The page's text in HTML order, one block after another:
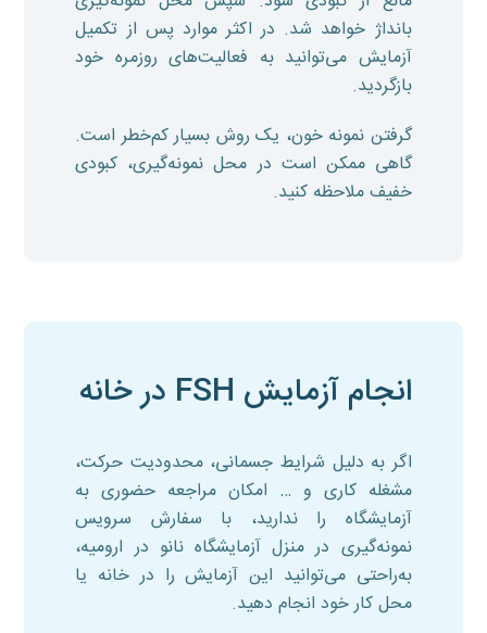
بانداژ خواهد شد. در اکثر موارد پس از تکمیل
آزمایش می‌توانید به فعالیت‌های روزمره خود
بازگردید.
گرفتن نمونه خون، یک روش بسیار کم‌خطر است.
گاهی ممکن است در محل نمونه‌گیری، کبودی
خفیف ملاحظه کنید.
انجام آزمایش FSH در خانه
اگر به دلیل شرایط جسمانی، محدودیت حرکت،
مشغله کاری و … امکان مراجعه حضوری به
آزمایشگاه را ندارید، با سفارش سرویس
نمونه‌گیری در منزل آزمایشگاه نانو در ارومیه،
به‌راحتی می‌توانید این آزمایش را در خانه یا
محل کار خود انجام دهید.